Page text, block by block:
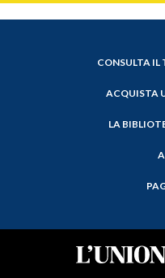
CONSULTA
ACQUISTA
LA